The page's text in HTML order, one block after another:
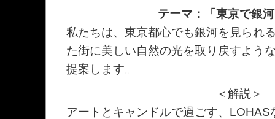
テーマ：「東京で銀
私たちは、東京都心でも銀河を見られ
た街に美しい自然の光を取り戻すよう
提案します。
＜解説＞
アートとキャンドルで過ごす、LOHAS